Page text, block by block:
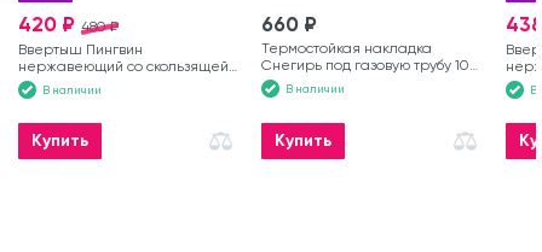
480 ₽
420 ₽
Ввертыш Пингвин
нержавеющий со скользящей
ручкой 16×200 мм
В наличии
Купить
660 ₽
Термостойкая накладка
Снегирь под газовую трубу 100
мм В наличии
Купить
В